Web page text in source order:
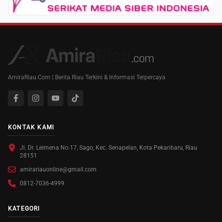
AmiraRiau.Com | Berita Riau Terkini & Informasi Terpercaya
KONTAK KAMI
Jl. Dr. Leimena No.17, Sago, Kec. Senapelan, Kota Pekanbaru, Riau
28151
amirariauonline@gmail.com
0812-7036-4999
KATEGORI